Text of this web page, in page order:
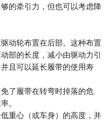
的牵引力，但也可以考虑降
动轮布置在后部。这种布置
部的长度，减小由驱动力引
且可以延长履带的使用寿
了履带在转弯时掉落的危
。
重心（或车身）的高度，并